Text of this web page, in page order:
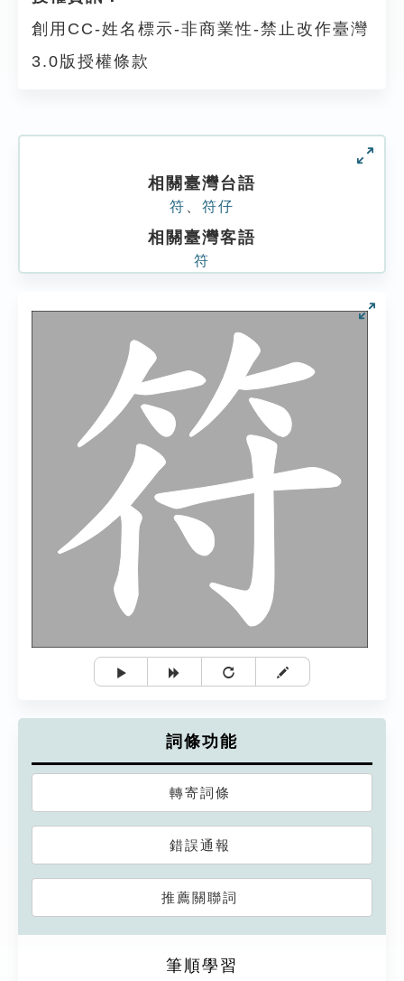
創用CC-姓名標示-非商業性-禁止改作臺灣
3.0版授權條款
相關臺灣台語
符 符仔
相關臺灣客語
符
詞條功能
轉寄詞條
錯誤通報
推薦關聯詞
筆順學習